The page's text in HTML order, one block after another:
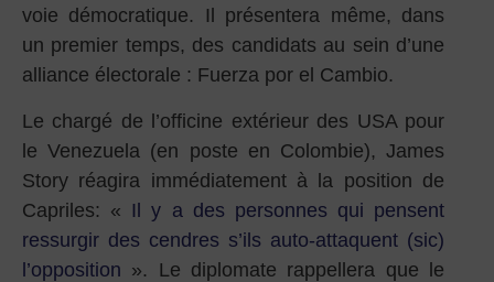
voie démocratique. Il présentera même, dans
un premier temps, des candidats au sein d’une
alliance électorale : Fuerza por el Cambio.
Le chargé de l’officine extérieur des USA pour
le Venezuela (en poste en Colombie), James
Story réagira immédiatement à la position de
Capriles: « Il y a des personnes qui pensent
ressurgir des cendres s’ils auto-attaquent (sic)
l’opposition ». Le diplomate rappellera que le